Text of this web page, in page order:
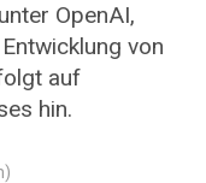
OpenAI,
von
auf
hin.